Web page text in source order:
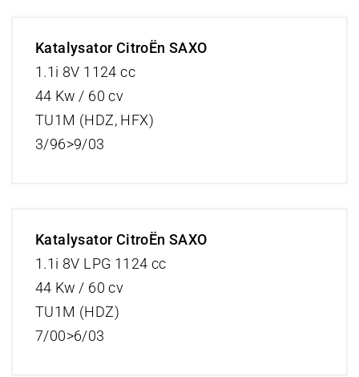
Katalysator CitroËn SAXO
1.1i 8V 1124 cc
44 Kw / 60 cv
TU1M (HDZ, HFX)
3/96>9/03
Katalysator CitroËn SAXO
1.1i 8V LPG 1124 cc
44 Kw / 60 cv
TU1M (HDZ)
7/00>6/03